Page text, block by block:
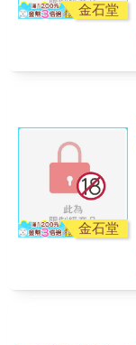
金石堂
金石堂